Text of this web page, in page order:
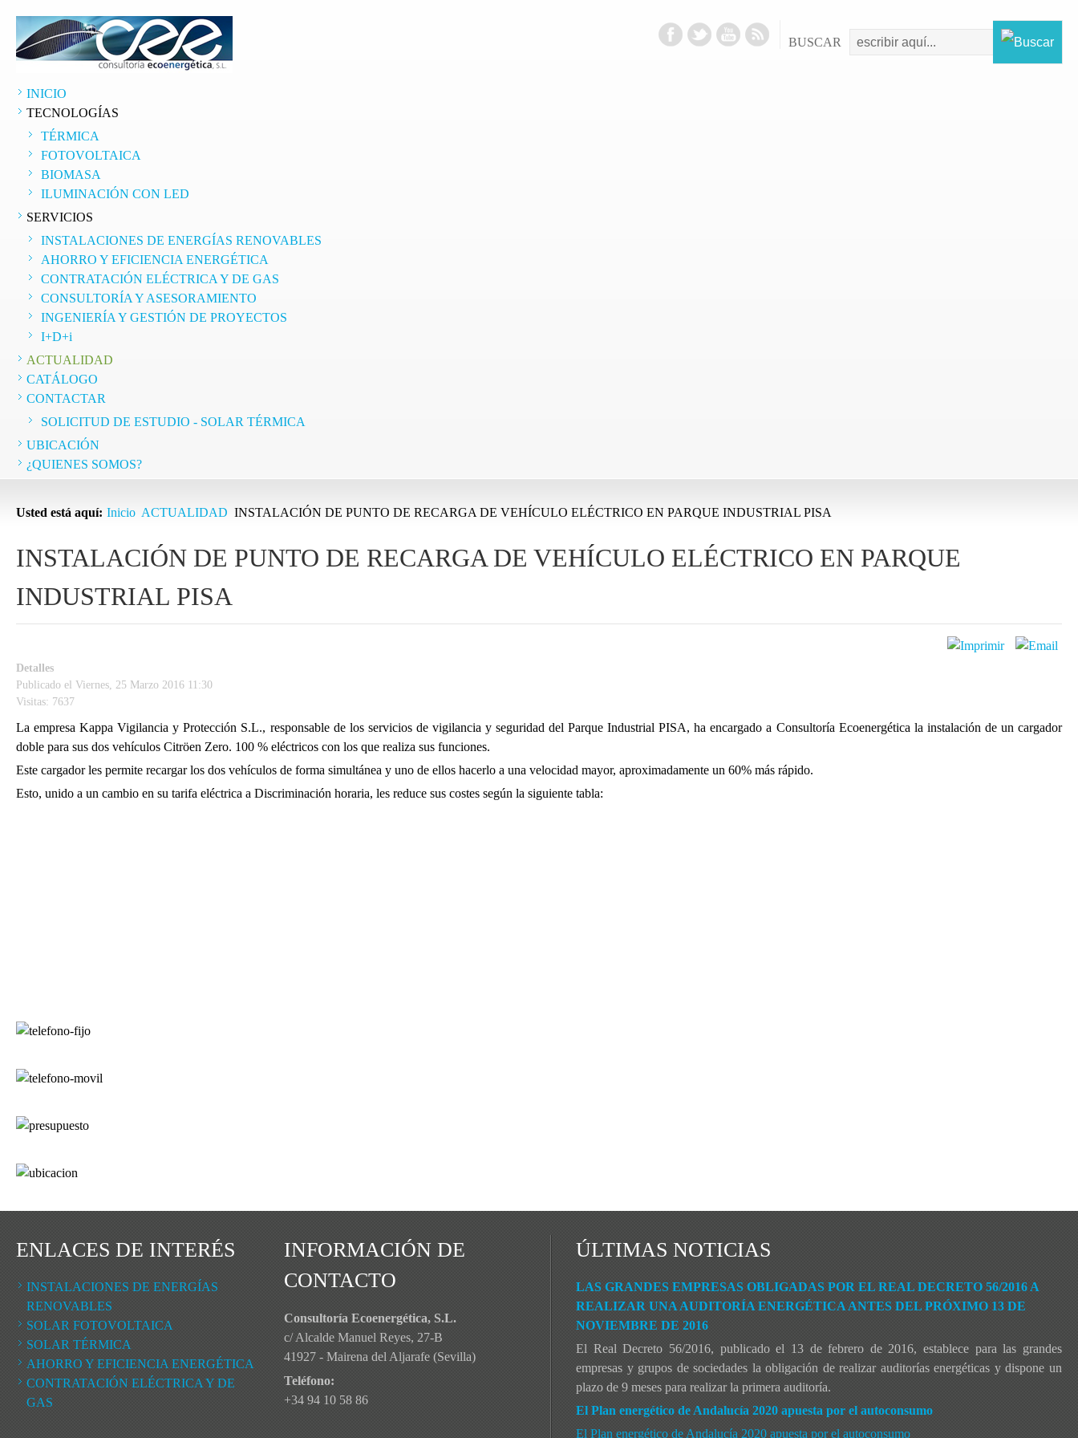
BUSCAR
INICIO
TECNOLOGÍAS
TÉRMICA
FOTOVOLTAICA
BIOMASA
ILUMINACIÓN CON LED
SERVICIOS
INSTALACIONES DE ENERGÍAS RENOVABLES
AHORRO Y EFICIENCIA ENERGÉTICA
CONTRATACIÓN ELÉCTRICA Y DE GAS
CONSULTORÍA Y ASESORAMIENTO
INGENIERÍA Y GESTIÓN DE PROYECTOS
I+D+i
ACTUALIDAD
CATÁLOGO
CONTACTAR
SOLICITUD DE ESTUDIO - SOLAR TÉRMICA
UBICACIÓN
¿QUIENES SOMOS?
Usted está aquí: Inicio ACTUALIDAD INSTALACIÓN DE PUNTO DE RECARGA DE VEHÍCULO ELÉCTRICO EN PARQUE INDUSTRIAL PISA
INSTALACIÓN DE PUNTO DE RECARGA DE VEHÍCULO ELÉCTRICO EN PARQUE
INDUSTRIAL PISA
Detalles
Publicado el Viernes, 25 Marzo 2016 11:30
Visitas: 7637
La empresa Kappa Vigilancia y Protección S.L., responsable de los servicios de vigilancia y seguridad del Parque Industrial PISA, ha encargado a Consultoría Ecoenergética la instalación de un cargador
doble para sus dos vehículos Citröen Zero. 100 % eléctricos con los que realiza sus funciones.
Este cargador les permite recargar los dos vehículos de forma simultánea y uno de ellos hacerlo a una velocidad mayor, aproximadamente un 60% más rápido.
Esto, unido a un cambio en su tarifa eléctrica a Discriminación horaria, les reduce sus costes según la siguiente tabla:
ENLACES DE INTERÉS
INSTALACIONES DE ENERGÍAS
RENOVABLES
SOLAR FOTOVOLTAICA
SOLAR TÉRMICA
AHORRO Y EFICIENCIA ENERGÉTICA
CONTRATACIÓN ELÉCTRICA Y DE
GAS
INFORMACIÓN DE
CONTACTO
Consultoría Ecoenergética, S.L.
c/ Alcalde Manuel Reyes, 27-B
41927 - Mairena del Aljarafe (Sevilla)
Teléfono:
+34 94 10 58 86
ÚLTIMAS NOTICIAS
LAS GRANDES EMPRESAS OBLIGADAS POR EL REAL DECRETO 56/2016 A
REALIZAR UNA AUDITORÍA ENERGÉTICA ANTES DEL PRÓXIMO 13 DE
NOVIEMBRE DE 2016
El Real Decreto 56/2016, publicado el 13 de febrero de 2016, establece para las grandes
empresas y grupos de sociedades la obligación de realizar auditorías energéticas y dispone un
plazo de 9 meses para realizar la primera auditoría.
El Plan energético de Andalucía 2020 apuesta por el autoconsumo
El Plan energético de Andalucía 2020 apuesta por el autoconsumo